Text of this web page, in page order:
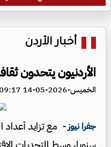
أخبار الأردن
الأردنيون يتحدون
الخميس-2026-05-14 09:17 am
جفرا نيوز - مع تزايد